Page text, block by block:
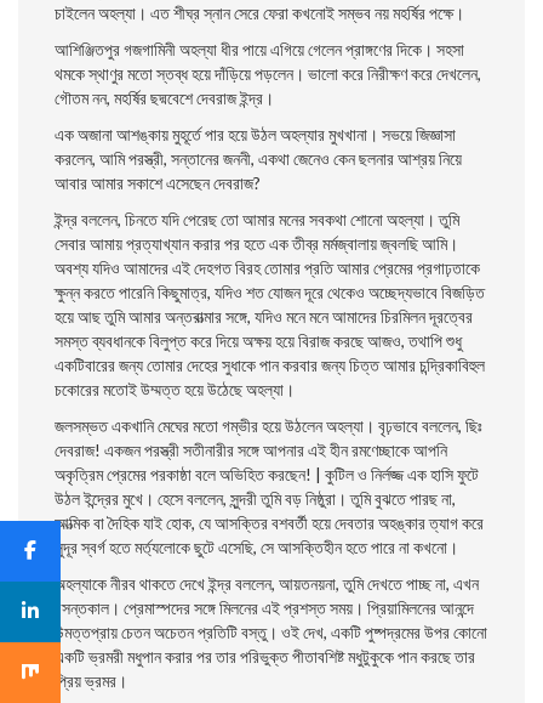
চাইলেন অহল্যা। এত শীঘ্র স্নান সেরে ফেরা কখনােই সম্ভব নয় মহর্ষির পক্ষে।
আশিঞ্জিতপুর গজগামিনী অহল্যা ধীর পায়ে এগিয়ে গেলেন প্রাঙ্গণের দিকে। সহসা
থমকে স্থাণুর মতাে স্তব্ধ হয়ে দাঁড়িয়ে পড়লেন। ভালাে করে নিরীক্ষণ করে দেখলেন,
গৌতম নন, মহর্ষির ছদ্মবেশে দেবরাজ ইন্দ্র।
এক অজানা আশঙ্কায় মুহূর্তে পার হয়ে উঠল অহল্যার মুখখানা। সভয়ে জিজ্ঞাসা
করলেন, আমি পরস্ত্রী, সন্তানের জননী, একথা জেনেও কেন ছলনার আশ্রয় নিয়ে
আবার আমার সকাশে এসেছেন দেবরাজ?
ইন্দ্র বললেন, চিনতে যদি পেরেছ তাে আমার মনের সবকথা শােনাে অহল্যা। তুমি
সেবার আমায় প্রত্যাখ্যান করার পর হতে এক তীব্র মর্মজ্বালায় জ্বলছি আমি।
অবশ্য যদিও আমাদের এই দেহগত বিরহ তােমার প্রতি আমার প্রেমের প্রগাঢ়তাকে
ক্ষুন্ন করতে পারেনি কিছুমাত্র, যদিও শত যােজন দূরে থেকেও অচ্ছেদ্যভাবে বিজড়িত
হয়ে আছ তুমি আমার অন্তরাত্মার সঙ্গে, যদিও মনে মনে আমাদের চিরমিলন দূরত্বের
সমস্ত ব্যবধানকে বিলুপ্ত করে দিয়ে অক্ষয়হয়ে বিরাজ করছে আজও, তথাপি শুধু
একটিবারের জন্য তােমার দেহের সুধাকে পান করবার জন্য চিত্ত আমার চন্দ্রিকাবিহুল
চকোরের মতােই উম্মত্ত হয়ে উঠেছে অহল্যা।
জলসম্ভত একখানি মেঘের মতাে গম্ভীর হয়ে উঠলেন অহল্যা। বৃঢ়ভাবে বললেন, ছিঃ
দেবরাজ! একজন পরস্ত্রী সতীনারীর সঙ্গে আপনার এই হীন রমণেচ্ছাকে আপনি
অকৃত্রিম প্রেমের পরকাষ্ঠা বলে অভিহিত করছেন! | কুটিল ও নির্লজ্জ এক হাসি ফুটে
উঠল ইন্দ্রের মুখে। হেসে বললেন, সুন্দরী তুমি বড় নিষ্ঠুরা। তুমি বুঝতে পারছ না,
আত্মিক বা দৈহিক যাই হােক, যে আসক্তির বশবর্তী হয়ে দেবতার অহঙ্কার ত্যাগ করে
সুদূর স্বর্গ হতে মর্ত্যলােকে ছুটে এসেছি, সে আসক্তিহীন হতে পারে না কখনাে।
অহল্যাকে নীরব থাকতে দেখে ইন্দ্র বললেন, আয়তনয়না, তুমি দেখতে পাচ্ছ না, এখন
বসন্তকাল। প্রেমাস্পদের সঙ্গে মিলনের এই প্রশস্ত সময়। প্রিয়ামিলনের আনন্দে
উন্মত্তপ্রায় চেতন অচেতন প্রতিটি বস্তু। ওই দেখ, একটি পুষ্পদ্রমের উপর কোনাে
একটি ভ্রমরী মধুপান করার পর তার পরিভুক্ত পীতাবশিষ্ট মধুটুকুকে পান করছে তার
প্রিয় ভ্রমর।